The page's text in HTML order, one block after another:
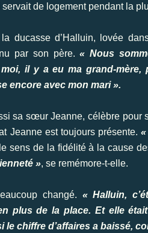
de logement pendant la
ducasse d’Halluin, lovée
par son père.« Nous
il y a eu ma grand-mère,
encore avec mon mari ».
sa sœur Jeanne, célèbre pour
Jeanne est toujours présente.
sens de la fidélité à la cause
», se remémore-t-elle.
changé. « Halluin,
plus de la place. Et elle
le chiffre d’affaires a baissé,